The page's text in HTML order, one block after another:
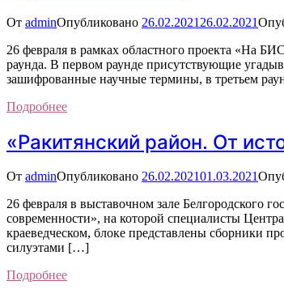
От adminОпубликовано 26.02.2021 26.02.2021
26 февраля в рамках областного проекта «На
раунда. В первом раунде присутствующие
зашифрованные научные термины, в третьем
Подробнее
«Ракитянский район. От
От adminОпубликовано 26.02.202101.03.2021
26 февраля в выставочном зале Белгородского
современности», на которой специалисты
краеведческом, блоке представлены сборники
силуэтами […]
Подробнее